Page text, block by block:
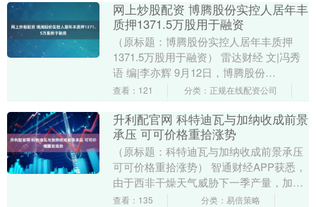
网上炒股配资 博腾股份实控人居年丰
质押1371.5万股用于融资
（原标题：博腾股份实控人居年丰质押
1371.5万股用于融资） 雷达财经 文|冯秀
语 编|李亦辉 9月12日，博腾股份
（300363）发布公告称，控股股东、实际
查看：121 分类：正规在线配资公司
升利配官网 科特迪瓦与加纳收成前景
承压 可可价格重拾涨势
（原标题：科特迪瓦与加纳收成前景承压
可可价格重拾涨势） 智通财经APP获悉，
由于西非干燥天气威胁下一季产量，加剧
本已紧张的可可全球供应体系，可可期货
查看：135 分类：易倍策略